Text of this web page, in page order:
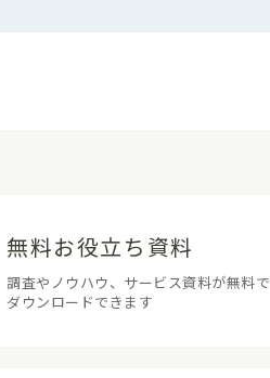
無料お役立ち資料
調査やノウハウ、サービス資料が無料で
ダウンロードできます